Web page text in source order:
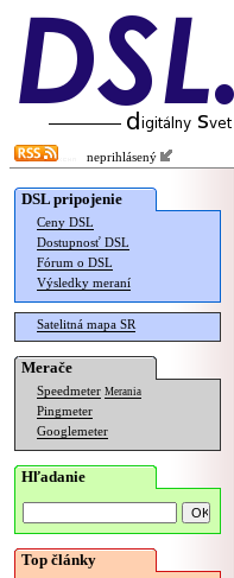
neprihlásený
DSL pripojenie
Ceny DSL
Dostupnosť DSL
Fórum o DSL
Výsledky meraní
Satelitná mapa SR
Merače
Speedmeter Merania
Pingmeter
Googlemeter
Hľadanie
Top články